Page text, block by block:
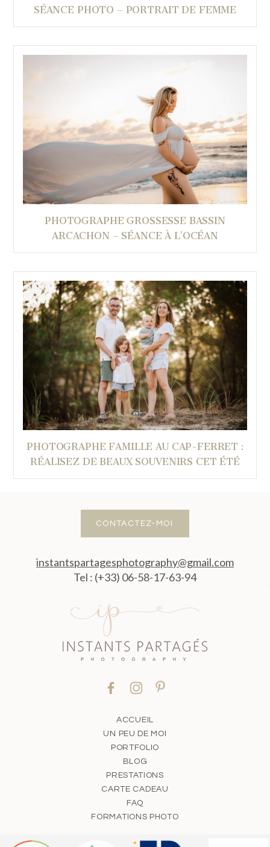
SÉANCE PHOTO – PORTRAIT DE FEMME
PHOTOGRAPHE GROSSESSE BASSIN
ARCACHON – SÉANCE À L’OCÉAN
PHOTOGRAPHE FAMILLE AU CAP-FERRET :
RÉALISEZ DE BEAUX SOUVENIRS CET ÉTÉ
CONTACTEZ-MOI
instantspartagesphotography@gmail.com
Tel : (+33) 06-58-17-63-94
ACCUEIL
UN PEU DE MOI
PORTFOLIO
BLOG
PRESTATIONS
CARTE CADEAU
FAQ
FORMATIONS PHOTO